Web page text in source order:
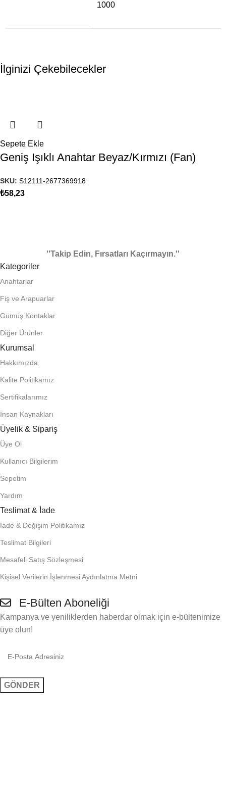
1000
İlginizi Çekebilecekler
Sepete Ekle
Geniş Işıklı Anahtar Beyaz/Kırmızı (Fan)
SKU: S12111-2677369918
₺58,23
''Takip Edin, Fırsatları Kaçırmayın.''
Kategoriler
Anahtarlar
Fiş ve Arapuarlar
Gümüş Kontaklar
Diğer Ürünler
Kurumsal
Hakkımızda
Kalite Politikamız
Sertifikalarımız
İnsan Kaynakları
Üyelik & Sipariş
Üye Ol
Kullanıcı Bilgilerim
Sepetim
Yardım
Teslimat & İade
İade & Değişim Politikamız
Teslimat Bilgileri
Mesafeli Satış Sözleşmesi
Kişisel Verilerin İşlenmesi Aydınlatma Metni
E-Bülten Aboneliği
Kampanya ve yeniliklerden haberdar olmak için e-bültenimize
üye olun!